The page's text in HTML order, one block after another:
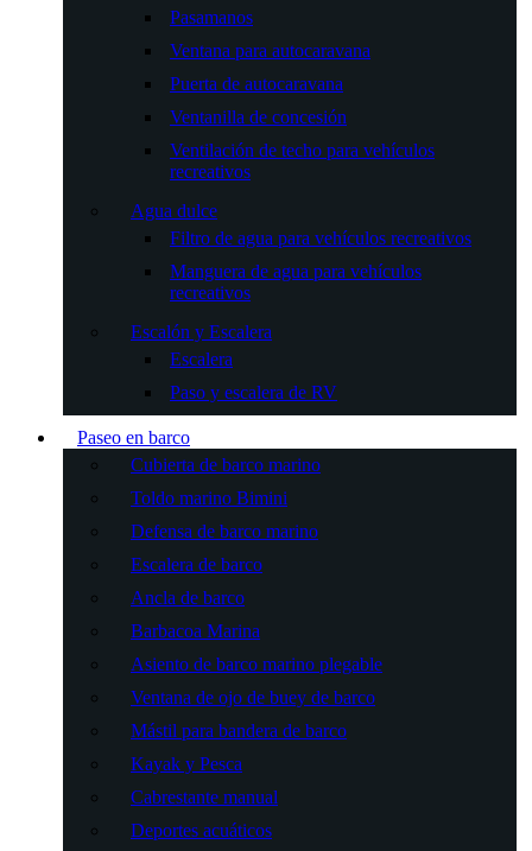
Pasamanos
Ventana para autocaravana
Puerta de autocaravana
Ventanilla de concesión
Ventilación de techo para vehículos
recreativos
Agua dulce
Filtro de agua para vehículos recreativos
Manguera de agua para vehículos
recreativos
Escalón y Escalera
Escalera
Paso y escalera de RV
Paseo en barco
Cubierta de barco marino
Toldo marino Bimini
Defensa de barco marino
Escalera de barco
Ancla de barco
Barbacoa Marina
Asiento de barco marino plegable
Ventana de ojo de buey de barco
Mástil para bandera de barco
Kayak y Pesca
Cabrestante manual
Deportes acuáticos